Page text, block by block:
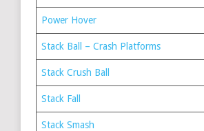
Power Hover⁠
Stack Ball – Crash Platforms⁠
Stack Crush Ball⁠
Stack Fall⁠
Stack Smash⁠